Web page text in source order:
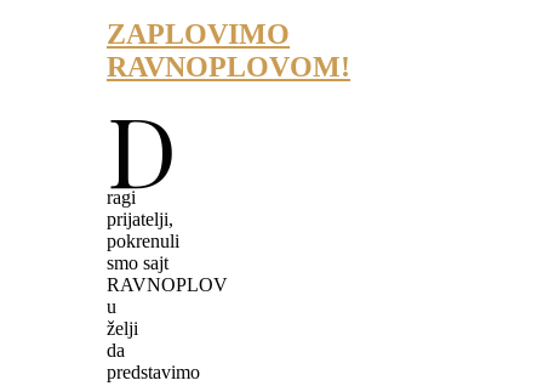
ZAPLOVIMO
RAVNOPLOVOM!
D
ragi
prijatelji,
pokrenuli
smo sajt
RAVNOPLOV
u
želji
da
predstavimo